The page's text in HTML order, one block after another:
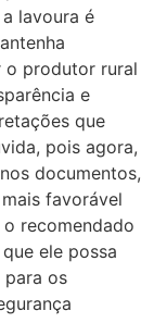
lavoura é
o produtor rural
e
que
pois agora,
documentos,
favorável
o recomendado
ele possa
para os